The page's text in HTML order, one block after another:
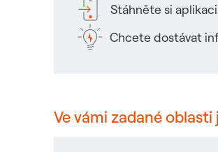
Stáhněte si
Chcete dostávat
Ve vámi zadané